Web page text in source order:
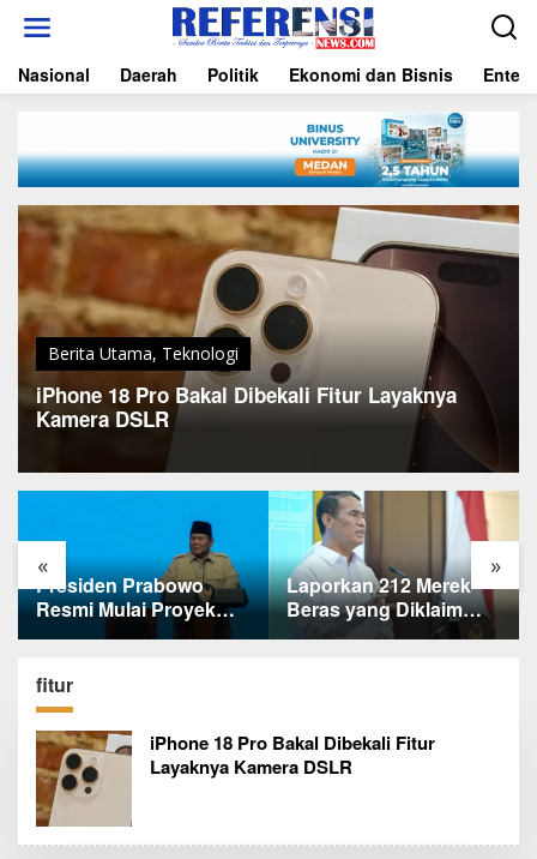
t
Nasional Daerah Politik Ekonomi dan Bisnis
Berita Utama, Teknologi
iPhone 18 Pro Bakal Dibekali Fitur Layaknya
Kamera DSLR
« »
Laporkan 212 Merek
Beras yang Diklaim
Telepon Kapolri dan
Jaksa Agung
Terungkap, Ternyata Ini
Alasan Basarnas
Evakuasi Juliana
fitur
iPhone 18 Pro Bakal Dibekali Fitur
Layaknya Kamera DSLR